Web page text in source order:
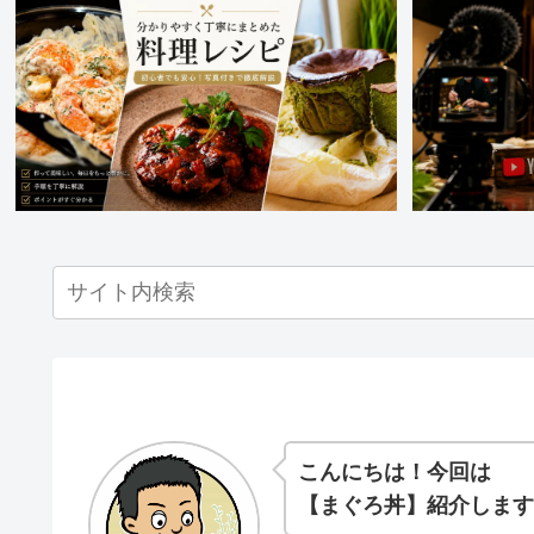
こんにちは！ 今回は
【まぐろ丼】紹介しま